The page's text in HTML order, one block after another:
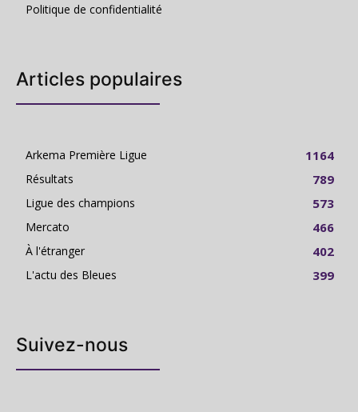
Politique de confidentialité
Articles populaires
Arkema Première Ligue 1164
Résultats 789
Ligue des champions 573
Mercato 466
À l'étranger 402
L'actu des Bleues 399
Suivez-nous